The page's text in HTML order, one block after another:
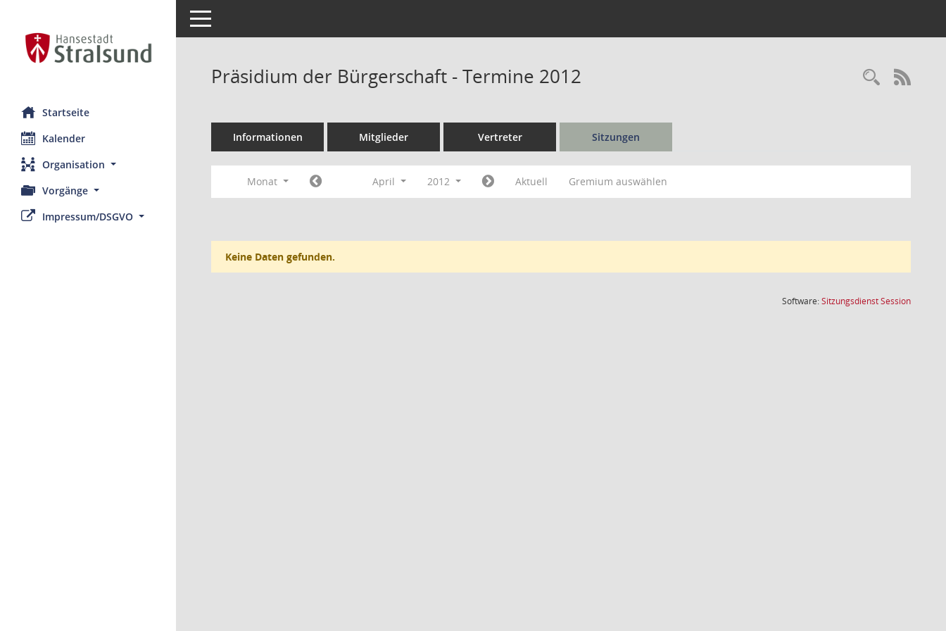
Startseite
Kalender
Organisation
Vorgänge
Impressum/DSGVO
Toggle navigation
Präsidium der Bürgerschaft - Termine 2012
Informationen Mitglieder Vertreter Sitzungen
Monat April 2012 Aktuell Gremium auswählen
Keine Daten gefunden.
Software:SitzungsdienstSession(Wird in